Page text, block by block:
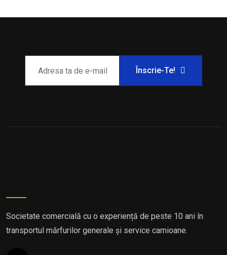
Înscrie-Te!
Societate comercială cu o experiență de peste 10 ani în
transportul mărfurilor generale și service camioane.